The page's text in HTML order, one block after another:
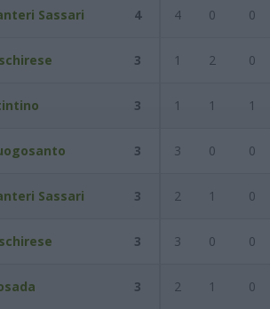
Sassari 4 4 0 0
3 1 2 0
3 1 1 1
3 3 0 0
Sassari 3 2 1 0
3 3 0 0
3 2 1 0